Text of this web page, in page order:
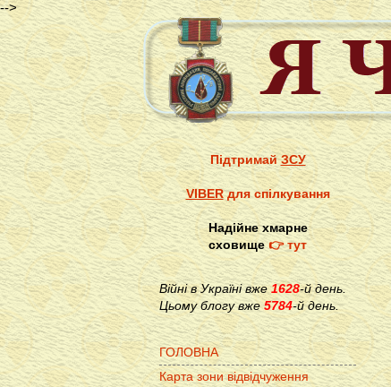
-->
ПідтримайЗСУ
VIBERдля спілкування
Надійне хмарне
сховище👉 тут
Війні в Україні вже1628-й день.
Цьому блогу вже 5784-й день.
ГОЛОВНА
Карта зони відвідчуження